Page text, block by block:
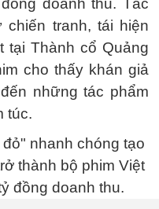
doanh thu. Tác
tranh, tái hiện
tại Thành cổ Quảng
cho thấy khán giả
những tác phẩm
túc.